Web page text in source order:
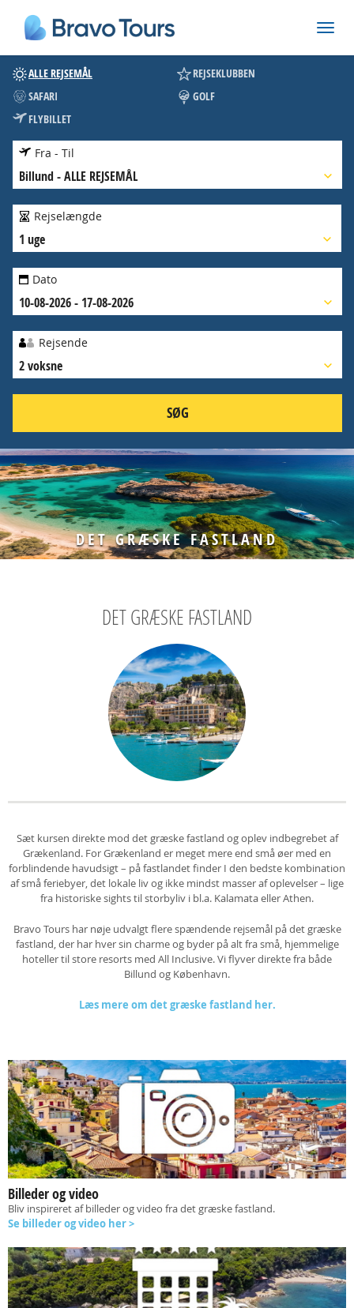
ALLE REJSEMÅL
REJSEKLUBBEN
SAFARI
GOLF
FLYBILLET
Fra - Til
Billund -ALLE REJSEMÅL
Rejselængde
1 uge
Dato
10-08-2026 - 17-08-2026
Rejsende
2 voksne
SØG
DET GRÆSKE FASTLAND
DET GRÆSKE FASTLAND
Sæt kursen direkte mod det græske fastland og oplev indbegrebet af
Grækenland. For Grækenland er meget mere end små øer med en
forblindende havudsigt – på fastlandet finder I den bedste kombination
af små feriebyer, det lokale liv og ikke mindst masser af oplevelser – lige
fra historiske sights til storbyliv i bl.a. Kalamata eller Athen.
Bravo Tours har nøje udvalgt flere spændende rejsemål på det græske
fastland, der har hver sin charme og byder på alt fra små, hjemmelige
hoteller til store resorts med All Inclusive. Vi flyver direkte fra både
Billund og København.
Læs mere om det græske fastland her.
Billeder og video
Bliv inspireret af billeder og video fra det græske fastland.
Se billeder og video her >